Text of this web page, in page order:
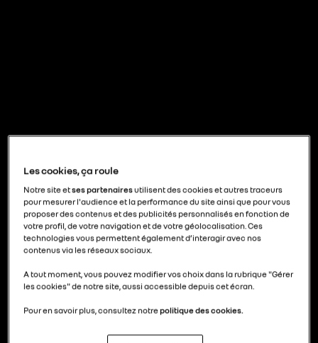
télécharger
Communiqué de presse
Présentation analystes
Les cookies, ça roule
Notre site etses partenairesutilisent des cookies et autres traceurs
pour mesurer l'audience et la performance du site ainsi que pour vous
proposer des contenus et des publicités personnalisés en fonction de
votre profil, de votre navigation et de votre géolocalisation. Ces
technologies vous permettent également d’interagir avec nos
contenus via les réseaux sociaux.
A tout moment, vous pouvez modifier vos choix dans la rubrique "Gérer
les cookies" de notre site, aussi accessible depuis cet écran.
Pour en savoir plus, consultez notrepolitique des cookies.